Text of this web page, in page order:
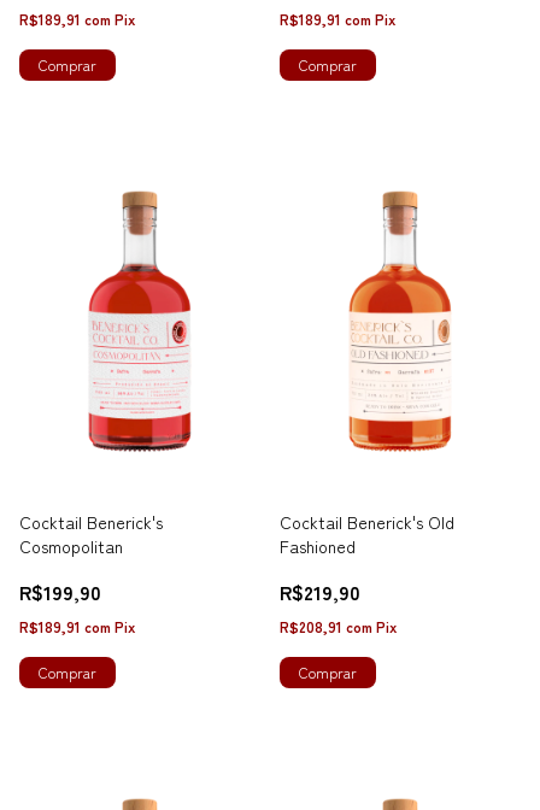
R$189,91 com Pix
Comprar
R$189,91 com Pix
Comprar
Cocktail Benerick's
Cosmopolitan
R$199,90
R$189,91 com Pix
Comprar
Cocktail Benerick's Old
Fashioned
R$219,90
R$208,91 com Pix
Comprar